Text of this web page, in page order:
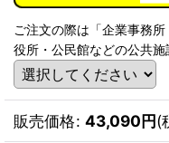
ご注文の際は「企業事務
役所・公民館などの公共
販売価格: 43,090円(